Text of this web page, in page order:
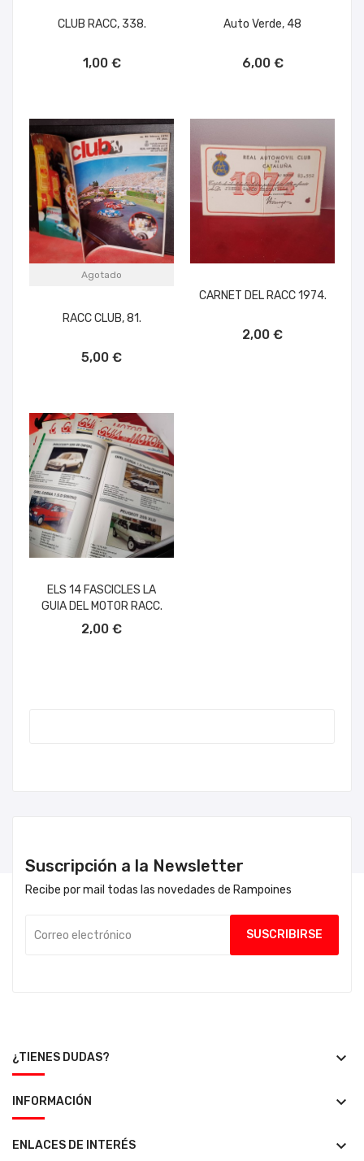
CLUB RACC, 338.
1,00 €
Auto Verde, 48
6,00 €
Agotado
RACC CLUB, 81.
5,00 €
CARNET DEL RACC 1974.
2,00 €
ELS 14 FASCICLES LA
GUIA DEL MOTOR RACC.
2,00 €
Suscripción a la Newsletter
Recibe por mail todas las novedades de Rampoines
¿TIENES DUDAS? keyboard_arrow_down
INFORMACIÓN keyboard_arrow_down
ENLACES DE INTERÉS keyboard_arrow_down